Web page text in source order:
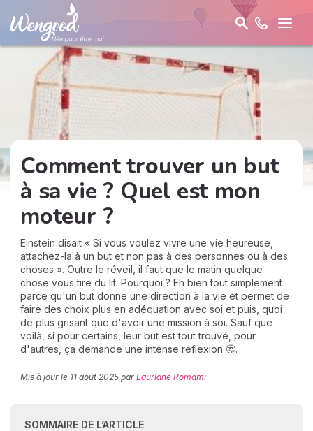
Comment trouver un but
à sa vie ? Quel est mon
moteur ?
Einstein disait « Si vous voulez vivre une vie heureuse,
attachez-la à un but et non pas à des personnes ou à des
choses ». Outre le réveil, il faut que le matin quelque
chose vous tire du lit. Pourquoi ? Eh bien tout simplement
parce qu'un but donne une direction à la vie et permet de
faire des choix plus en adéquation avec soi et puis, quoi
de plus grisant que d'avoir une mission à soi. Sauf que
voilà, si pour certains, leur but est tout trouvé, pour
d'autres, ça demande une intense réflexion 🤔.
Mis à jour le 11 août 2025 par Lauriane Romami
SOMMAIRE DE L’ARTICLE